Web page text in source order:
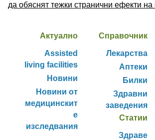
да обяснят тежки странични ефекти на
Актуално
Assisted
living facilities
Новини
Новини от
медицинскит
е
изследвания
Справочник
Лекарства
Аптеки
Билки
Здравни
заведения
Статии
Здраве